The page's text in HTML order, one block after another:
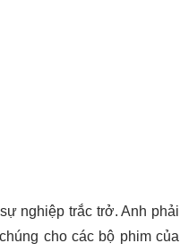
nghiệp trắc trở. Anh phải
cho các bộ phim của